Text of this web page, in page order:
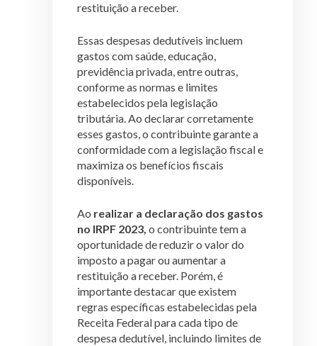
restituição a receber.
Essas despesas dedutíveis incluem
gastos com saúde, educação,
previdência privada, entre outras,
conforme as normas e limites
estabelecidos pela legislação
tributária. Ao declarar corretamente
esses gastos, o contribuinte garante a
conformidade com a legislação fiscal e
maximiza os benefícios fiscais
disponíveis.
Ao realizar a declaração dos gastos
no IRPF 2023, o contribuinte tem a
oportunidade de reduzir o valor do
imposto a pagar ou aumentar a
restituição a receber. Porém, é
importante destacar que existem
regras específicas estabelecidas pela
Receita Federal para cada tipo de
despesa dedutível, incluindo limites de